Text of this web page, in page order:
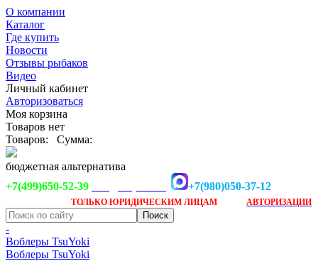
О компании
Каталог
Где купить
Новости
Отзывы рыбаков
Видео
Личный кабинет
Авторизоваться
Моя корзина
Товаров нет
Товаров:
Сумма:
бюджетная альтернатива
+7(499)650-52-39
+7(980)050-37-12
ТОЛЬКО ЮРИДИЧЕСКИМ ЛИЦАМ АВТОРИЗАЦИИ
-
Воблеры TsuYoki
Воблеры TsuYoki